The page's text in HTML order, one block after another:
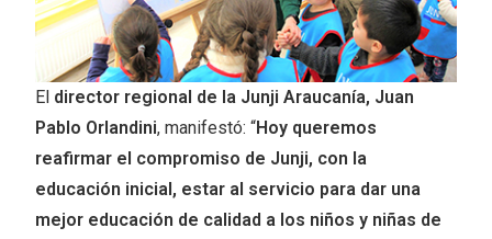
El director regional de la Junji Araucanía, Juan
Pablo Orlandini, manifestó: “Hoy queremos
reafirmar el compromiso de Junji, con la
educación inicial, estar al servicio para dar una
mejor educación de calidad a los niños y niñas de